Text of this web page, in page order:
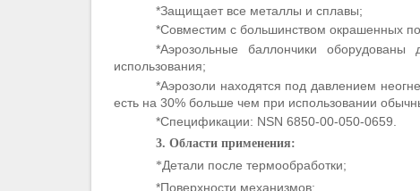
*Защищает все металлы и сплавы;
*Совместим с большинством окрашенных
*Аэрозольные баллончики
использования;
*Аэрозоли находятся под давлением
есть на 30% больше чем при использовании
*Спецификации: NSN 6850-00-050-0659.
3. Области применения:
*Детали после термообработки;
*Поверхности механизмов;